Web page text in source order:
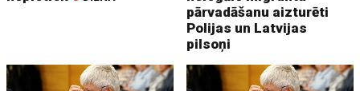
pārvadāšanu aizturēti
Polijas un Latvijas
pilsoņi